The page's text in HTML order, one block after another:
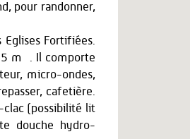
pour randonner,
Fortifiées.
m² . Il comporte
micro-ondes,
cafetière.
clac (possibilité lit
douche hydro-